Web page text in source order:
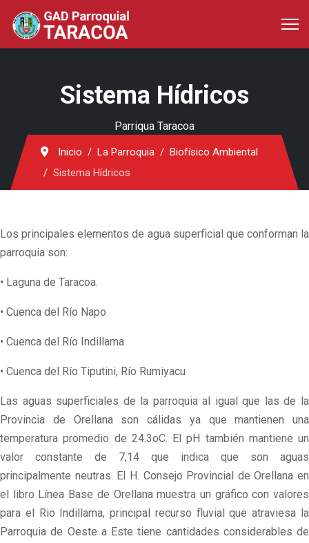
Sistema Hídricos
Parriqua Taracoa
Inicio La Parroquia
Biofísico Ambiental
Sistema Hídricos
Los principales elementos de agua superficial que conforman la
parroquia son:
• Laguna de Taracoa.
• Cuenca del Río Napo
• Cuenca del Río Indillama
• Cuenca del Río Tiputini, Río Rumiyacu
Las aguas superficiales de la parroquia al igual que las de la
Provincia de Orellana son cálidas ya que mantienen una
temperatura promedio de 24.3oC. El pH también mantiene un
valor constante de 7,14 que indica que son aguas
principalmente neutras. El H. Consejo Provincial de Orellana en
el libro Línea Base de Orellana muestra un gráfico con valores
para el Rio Indillama, principal recurso fluvial que atraviesa la
Parroquia de Oeste a Este tiene cantidades considerables de